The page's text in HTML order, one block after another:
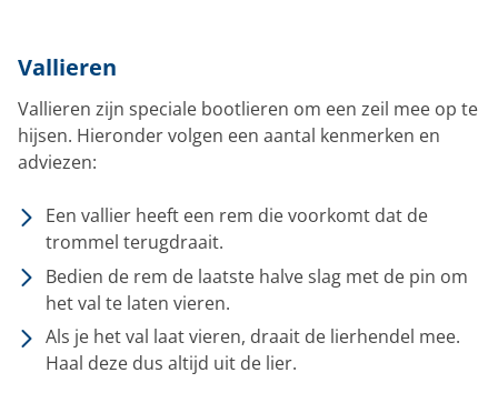
Vallieren
Vallieren zijn speciale bootlieren om een zeil mee op te
hijsen. Hieronder volgen een aantal kenmerken en
adviezen:
Een vallier heeft een rem die voorkomt dat de
trommel terugdraait.
Bedien de rem de laatste halve slag met de pin om
het val te laten vieren.
Als je het val laat vieren, draait de lierhendel mee.
Haal deze dus altijd uit de lier.